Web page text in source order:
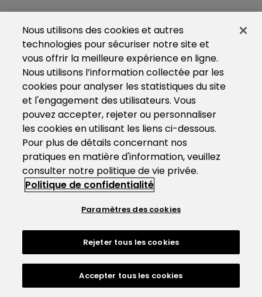
Nous utilisons des cookies et autres
technologies pour sécuriser notre site et
vous offrir la meilleure expérience en ligne.
Nous utilisons l’information collectée par les
cookies pour analyser les statistiques du site
et l'engagement des utilisateurs. Vous
pouvez accepter, rejeter ou personnaliser
les cookies en utilisant les liens ci-dessous.
Pour plus de détails concernant nos
pratiques en matière d'information, veuillez
consulter notre politique de vie privée.
Politique de confidentialité
Paramètres des cookies
Rejeter tous les cookies
Accepter tous les cookies